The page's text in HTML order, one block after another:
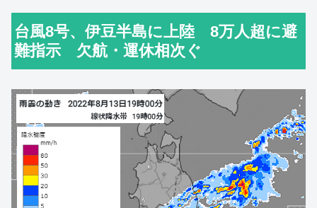
台風8号、伊豆半島に上陸 8万人超に避
難指示 欠航・運休相次ぐ